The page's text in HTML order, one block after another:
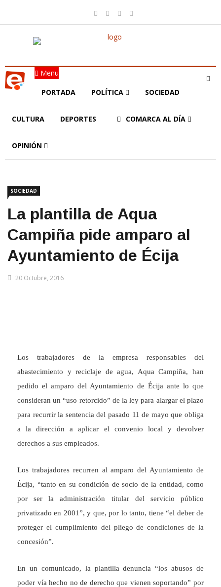
Menu
PORTADA POLÍTICA SOCIEDAD
CULTURA DEPORTES COMARCA AL DÍA
OPINIÓN
SOCIEDAD
La plantilla de Aqua
Campiña pide amparo al
Ayuntamiento de Écija
20 Octubre, 2016
Los trabajadores de la empresa responsables del
abastecimiento y reciclaje de agua, Aqua Campiña, han
pedido el amparo del Ayuntamiento de Écija ante lo que
consideran un “uso retorcido” de la ley para alargar el plazo
para recurrir la sentencia del pasado 11 de mayo que obliga
a la dirección a aplicar el convenio local y devolver
derechos a sus empleados.
Los trabajadores recurren al amparo del Ayuntamiento de
Écija, “tanto en su condición de socio de la entidad, como
por ser la administración titular del servicio público
privatizado en 2001”, y que, por lo tanto, tiene “el deber de
proteger el cumplimiento del pliego de condiciones de la
concesión”.
En un comunicado, la plantilla denuncia “los abusos de
poder vía hecho no de derecho que vienen soportando” por